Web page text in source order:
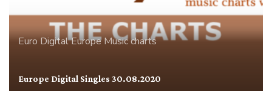
Euro DigitalEuropeMusic charts
Europe Digital Singles 30.08.2020